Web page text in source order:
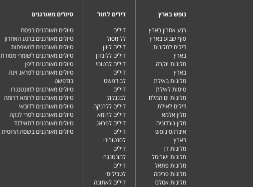
נופש בארץ
רגע אחרון בארץ
סוף שבוע בארץ
דילים למלונות
בארץ
מלונות יוקרה
בארץ
מלונות באילת
טיסות לאילת
מלונות ים המלח
דילים לאילת
מלון אלמא
מלון גורדוניה
אינדקס נופש
בארץ
מלונות דן
מלונות ישרוטל
מלונות פתאל
מלונות פרימה
מלונות אטלס
דילים לחול
דילים
ללימסול
דילים ליוון
דילים ללונדון
דילים לבטומי
דילים
לבודפשט
דילים
לבנגקוק
דילים ללרנקה
דילים לרומא
דילים לפראג
דילים
לסנטוריני
דילים
למונטנגרו
דילים
לטביליסי
דילים לאתונה
טיולים מאורגנים
טיולים מאורגנים בפסח
טיולים מאורגנים ברגע האחרון
טיולים מאורגנים למשפחות
טיולים מאורגנים לשומרי מסורת
טיולים מאורגנים ליפן
טיולים מאורגנים לפראג וינה
בודפשט
טיולים מאורגנים למונטנגרו
טיולים מאורגנים לרומא דרומה
טיולים מאורגנים לדובאי
טיולים מאורגנים לסרי לנקה
טיולים מאורגנים לתאילנד
טיולים מאורגנים בשפה הרוסית